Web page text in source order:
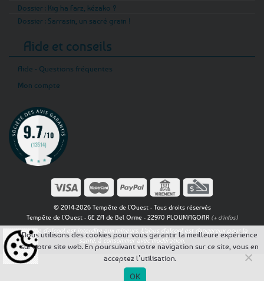
Dossier : Kig ha Farz, kézako ?
Dossier : Sarrasin, un sacré grain !
Aide et conseils
Aide - Questions fréquentes
Mon compte
© 2014-2026 Tempête de l'Ouest - Tous droits réservés
Tempête de l'Ouest - 6E ZA de Bel Orme - 22970 PLOUMAGOAR (+ d'infos)
La vente d'alcool est interdite aux mineurs. L'abus d'alcool est dangereux pour la
santé, à consommer avec modération.
Nous utilisons des cookies pour vous garantir la meilleure expérience
sur notre site web. En poursuivant votre navigation sur ce site, vous en
acceptez l’utilisation.
OK